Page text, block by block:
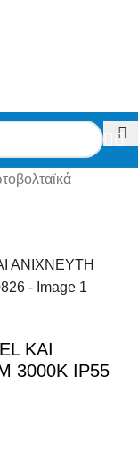
ΚΑΙ
3000Κ IP55